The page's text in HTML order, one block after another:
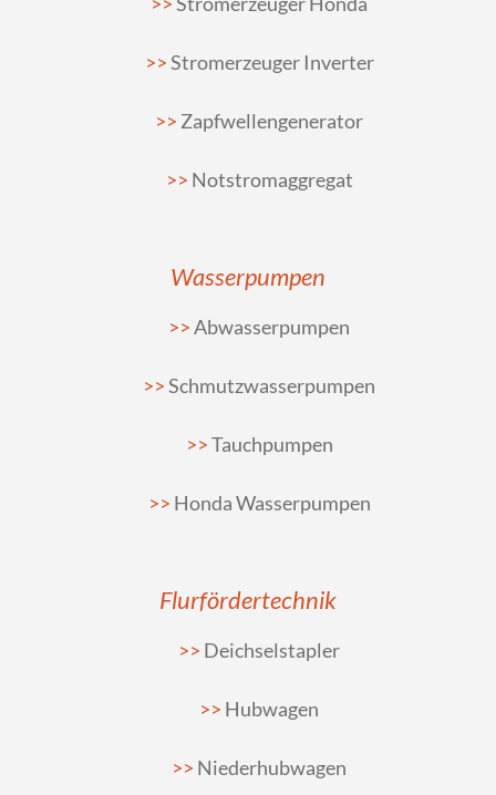
Stromerzeuger Inverter
Zapfwellengenerator
Notstromaggregat
Wasserpumpen
Abwasserpumpen
Schmutzwasserpumpen
Tauchpumpen
Honda Wasserpumpen
Flurfördertechnik
Deichselstapler
Hubwagen
Niederhubwagen